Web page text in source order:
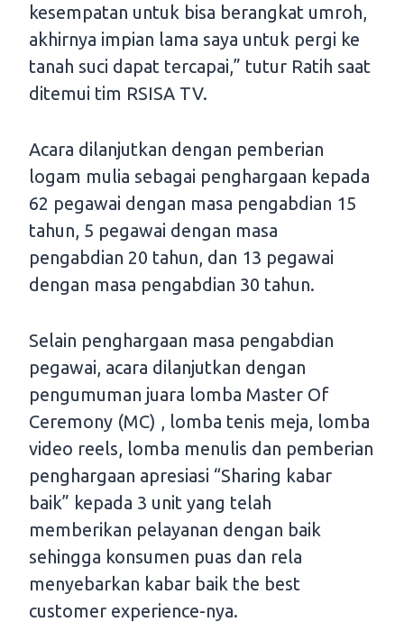
kesempatan untuk bisa berangkat umroh,
akhirnya impian lama saya untuk pergi ke
tanah suci dapat tercapai,” tutur Ratih saat
ditemui tim RSISA TV.
Acara dilanjutkan dengan pemberian
logam mulia sebagai penghargaan kepada
62 pegawai dengan masa pengabdian 15
tahun, 5 pegawai dengan masa
pengabdian 20 tahun, dan 13 pegawai
dengan masa pengabdian 30 tahun.
Selain penghargaan masa pengabdian
pegawai, acara dilanjutkan dengan
pengumuman juara lomba Master Of
Ceremony (MC) , lomba tenis meja, lomba
video reels, lomba menulis dan pemberian
penghargaan apresiasi “Sharing kabar
baik” kepada 3 unit yang telah
memberikan pelayanan dengan baik
sehingga konsumen puas dan rela
menyebarkan kabar baik the best
customer experience-nya.